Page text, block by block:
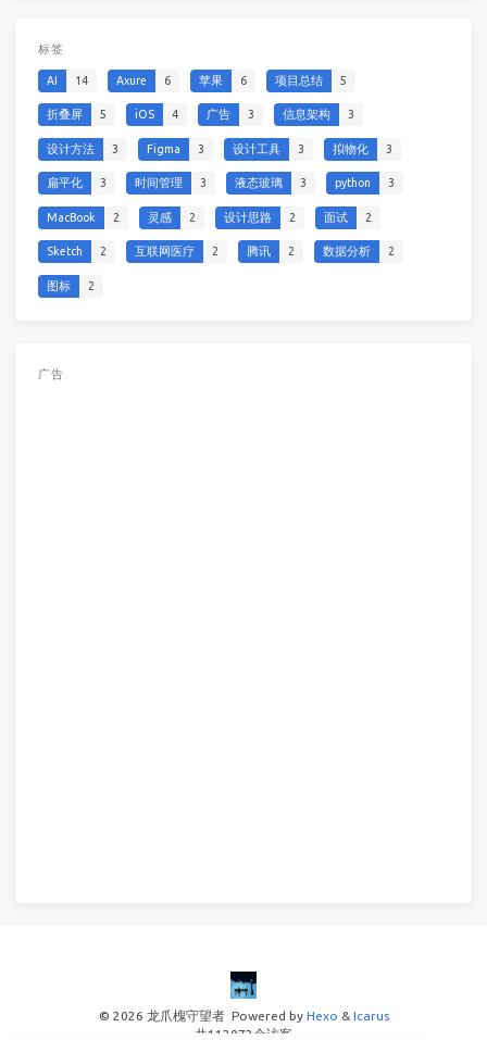
标签
AI 14 Axure 6 苹果 6 项目总结 5
折叠屏 5 iOS 4 广告 3 信息架构 3
设计方法 3 Figma 3 设计工具 3 拟物化 3
扁平化 3 时间管理 3 液态玻璃 3 python 3
MacBook 2 灵感 2 设计思路 2 面试 2
Sketch 2 互联网医疗 2 腾讯 2 数据分析 2
图标 2
广告
© 2026 龙爪槐守望者Powered by Hexo & Icarus
共112072 个访客